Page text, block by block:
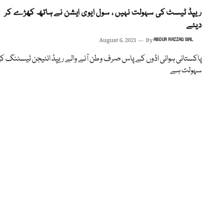
ریپڈ ٹیسٹ کی سہولت نہیں ، سول ایوی ایشن نے ہاتھ کھڑے کر
دیئے
August 6, 2021 ByABDUR RAZZAQ SIAL
پاکستانی ہوائی اڈوں کے پاس صرف وطن آنے والے ریپڈ انٹیجن ٹیسٹنگ
سہولت ہے